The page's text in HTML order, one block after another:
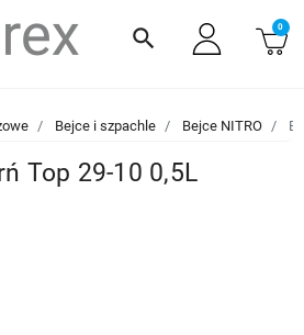
search 0
Bejce i szpachle Bejce NITRO
Top 29-10 0,5L